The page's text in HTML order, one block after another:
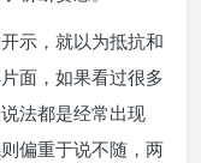
示，就以为抵抗和
面，如果看过很多
法都是经常出现
偏重于说不随，两